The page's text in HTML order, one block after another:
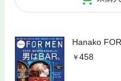
Hanako
458